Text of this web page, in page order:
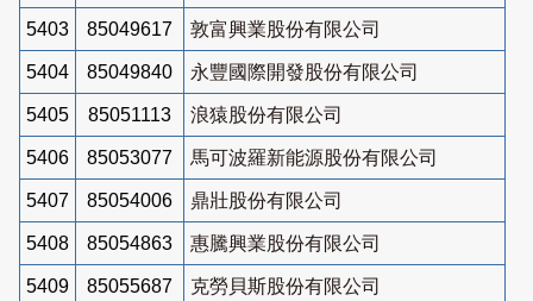
5403 85049617 敦富興業股份有限公司
5404 85049840 永豐國際開發股份有限公司
5405 85051113 浪猿股份有限公司
5406 85053077 馬可波羅新能源股份有限公司
5407 85054006 鼎壯股份有限公司
5408 85054863 惠騰興業股份有限公司
5409 85055687 克勞貝斯股份有限公司